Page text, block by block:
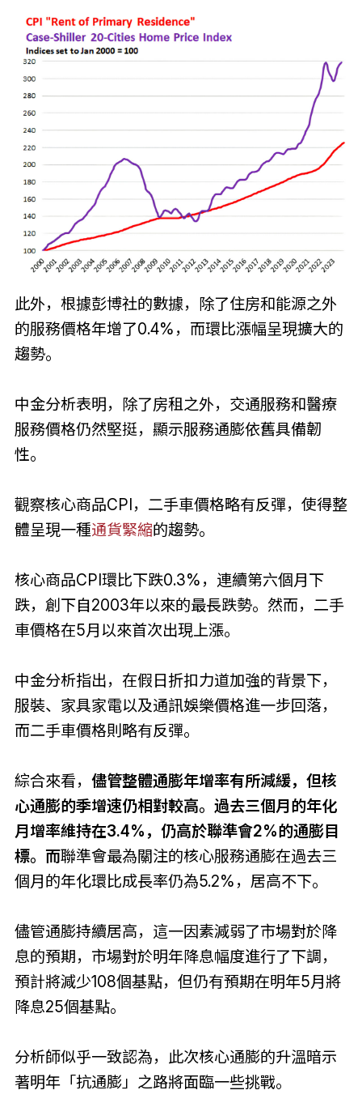
此外，根據彭博社的數據，除了住房和能源之外
的服務價格年增了0.4%，而環比漲幅呈現擴大的
趨勢。
中金分析表明，除了房租之外，交通服務和醫療
服務價格仍然堅挺，顯示服務通膨依舊具備韌
性。
觀察核心商品CPI，二手車價格略有反彈，使得整
體呈現一種通貨緊縮的趨勢。
核心商品CPI環比下跌0.3%，連續第六個月下
跌，創下自2003年以來的最長跌勢。然而，二手
車價格在5月以來首次出現上漲。
中金分析指出，在假日折扣力道加強的背景下，
服裝、家具家電以及通訊娛樂價格進一步回落，
而二手車價格則略有反彈。
綜合來看， 儘管整體通膨年增率有所減緩，但核
心通膨的季增速仍相對較高。過去三個月的年化
月增率維持在3.4%，仍高於聯準會2%的通膨目
標。而聯準會最為關注的核心服務通膨在過去三
個月的年化環比成長率仍為5.2%，居高不下。
儘管通膨持續居高，這一因素減弱了市場對於降
息的預期，市場對於明年降息幅度進行了下調，
預計將減少108個基點，但仍有預期在明年5月將
降息25個基點。
分析師似乎一致認為，此次核心通膨的升溫暗示
著明年「抗通膨」之路將面臨一些挑戰。